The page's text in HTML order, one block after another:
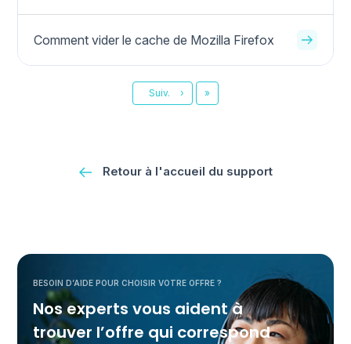
Comment vider le cache de Mozilla Firefox
Suiv. › Dernier
»
Retour à l'accueil du support
BESOIN D’AIDE POUR CHOISIR VOTRE OFFRE ?
Nos experts vous aident à
trouver l’offre qui correspond